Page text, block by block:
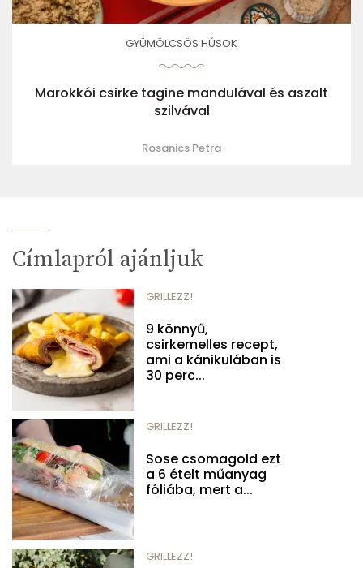
GYÜMÖLCSÖS HÚSOK
Marokkói csirke tagine mandulával és aszalt
szilvával
Rosanics Petra
Címlapról ajánljuk
GRILLEZZ!
9 könnyű,
csirkemelles recept,
ami a kánikulában is
30 perc...
GRILLEZZ!
Sose csomagold ezt
a 6 ételt műanyag
fóliába, mert a...
GRILLEZZ!